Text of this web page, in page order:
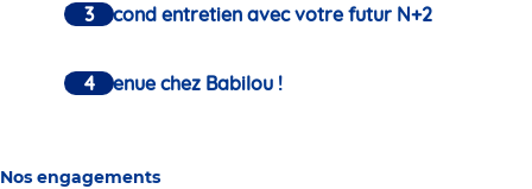
Un second entretien avec votre futur N+2
Bienvenue chez Babilou !
Nos engagements